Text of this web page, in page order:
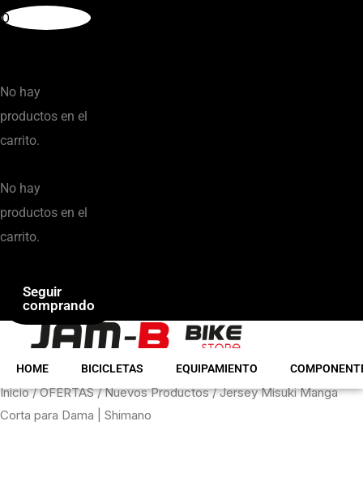
0
No hay
productos en el
carrito.
No hay
productos en el
carrito.
Seguir
comprando
HOME BICICLETAS EQUIPAMIENTO
Inicio/OFERTAS/Nuevos Productos/ Jersey Misuki Manga
Corta para Dama | Shimano
Jersey
Misuki
Jersey
Misuki